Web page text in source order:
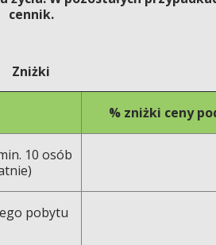
cennik.
Zniżki
% zniżki ceny
10 osób
pobytu